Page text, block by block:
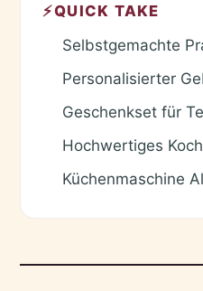
⚡QUICK TAKE
Selbstgemachte
Personalisierter
Geschenkset für
Hochwertiges
Küchenmaschine